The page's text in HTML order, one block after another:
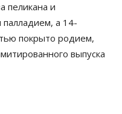
пеликана и
а 14-
покрыто родием,
выпуска